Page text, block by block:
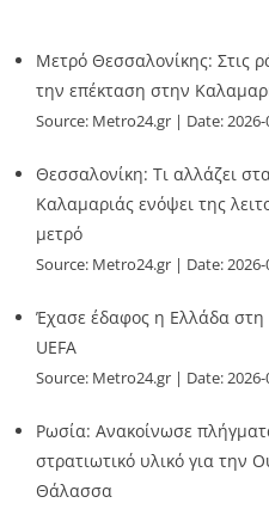
Μετρό Θεσσαλονίκης: Στις
την επέκταση στην
Source: Metro24.gr Date:
Θεσσαλονίκη: Τι αλλάζει
Καλαμαριάς ενόψει της
μετρό
Source: Metro24.gr Date:
Έχασε έδαφος η Ελλάδα
UEFA
Source: Metro24.gr Date:
Ρωσία: Ανακοίνωσε
στρατιωτικό υλικό για την
Θάλασσα